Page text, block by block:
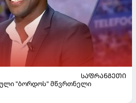
ᲡᲐᲤᲠᲐᲜᲒᲔᲗᲘ
"ბორდოს" მწვრთნელი